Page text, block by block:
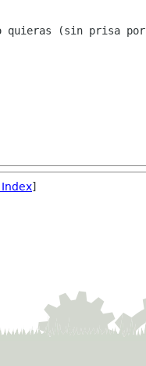
quieras (sin prisa por
]